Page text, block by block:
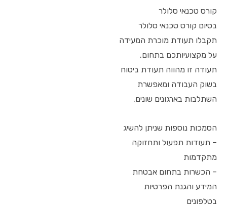
קורס טכנאי סלולר
בסיום קורס טכנאי סלולר
תקבלו תעודת מוכרת המעידה
על מקצועיותכם בתחום.
תעודה זו מהווה תעודת ביטוח
בשוק העבודה ומאפשרת
השתלבות בארגונים שונים.
הסמכות נוספות שניתן להשיג
– תעודות תפעול ותחזוקה
מתקדמות
– הכשרות בתחום אבטחת
המידע והגנת הפרטיות
בטלפונים